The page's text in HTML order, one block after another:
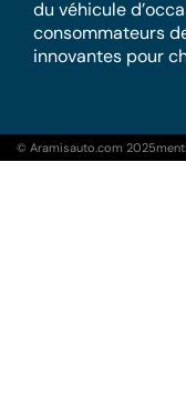
du véhicule
consommateurs
innovantes pour
© Aramisauto.com 2025